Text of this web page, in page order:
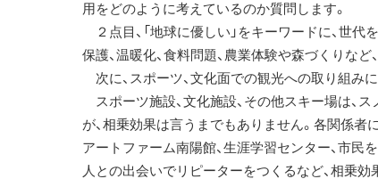
用をどのように考えているのか質問します。
２点目、「地球に優しい」をキーワードに、世
保護、温暖化、食料問題、農業体験や森づくりな
次に、スポーツ、文化面での観光への取り組みに
スポーツ施設、文化施設、その他スキー場は、
が、相乗効果は言うまでもありません。各関係者
アートファーム南陽館、生涯学習センター、市民
人との出会いでリピーターをつくるなど、相乗効